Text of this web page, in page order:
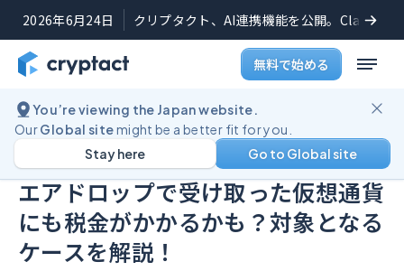
2026年6月24日 クリプタクト、AI連携機能を公開。Claude
無料で始める
You’re viewing the Japan website.
OurGlobal sitemight be a better fit for you.
Go to Global site
Stay here
ブログ
公開日:2023年5月25日(最終更新日:2025年8月28日
エアドロップで受け取った仮想通貨
にも税金がかかるかも？対象となる
ケースを解説！